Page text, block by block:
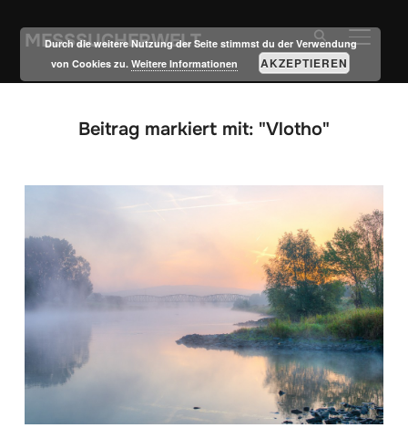
MESSSUCHERWELT
Beitrag markiert mit: "Vlotho"
Durch die weitere Nutzung der Seite stimmst du der Verwendung
von Cookies zu.Weitere Informationen AKZEPTIEREN